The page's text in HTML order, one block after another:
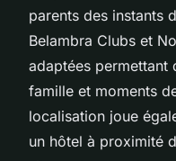
parents des instants
Belambra Clubs et
adaptées permettant
famille et moments
localisation joue
un hôtel à proximité